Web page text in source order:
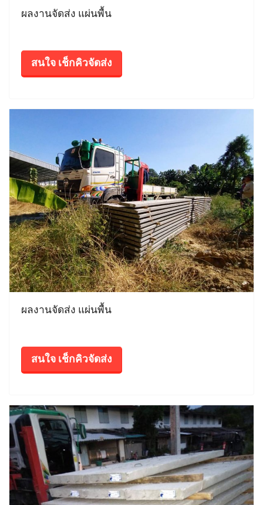
ผลงานจัดส่ง แผ่นพื้น
สนใจ เช็กคิวจัดส่ง
ผลงานจัดส่ง แผ่นพื้น
สนใจ เช็กคิวจัดส่ง